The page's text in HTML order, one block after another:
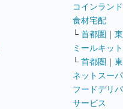
コインラン
食材宅配
└ 首都圏 ｜
ミールキット
└ 首都圏 ｜
ネットスー
フードデリ
サービス